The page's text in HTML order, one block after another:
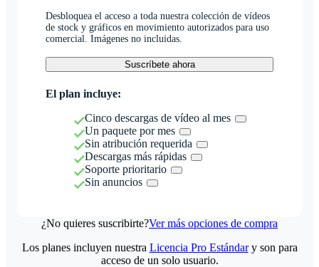
Desbloquea el acceso a toda nuestra colección de vídeos
de stock y gráficos en movimiento autorizados para uso
comercial. Imágenes no incluidas.
Suscríbete ahora
El plan incluye:
Cinco descargas de vídeo al mes
Un paquete por mes
Sin atribución requerida
Descargas más rápidas
Soporte prioritario
Sin anuncios
¿No quieres suscribirte?Ver más opciones de compra
Los planes incluyen nuestra Licencia Pro Estándary son para
acceso de un solo usuario.